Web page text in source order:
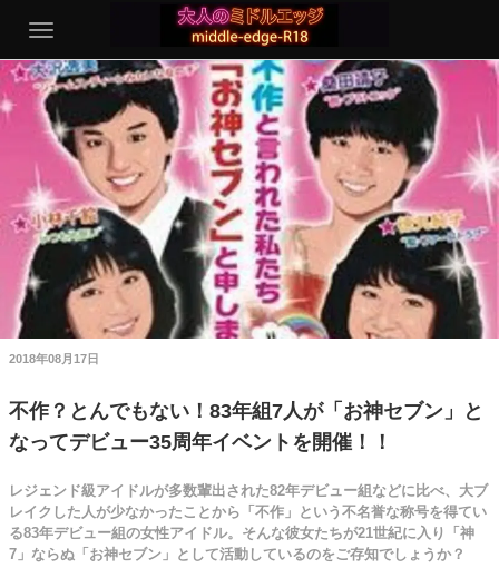
2018年08月17日
不作？とんでもない！83年組7人が「お神セブン」と
なってデビュー35周年イベントを開催！！
レジェンド級アイドルが多数輩出された82年デビュー組などに比べ、大ブ
レイクした人が少なかったことから「不作」という不名誉な称号を得てい
る83年デビュー組の女性アイドル。そんな彼女たちが21世紀に入り「神
7」ならぬ「お神セブン」として活動しているのをご存知でしょうか？